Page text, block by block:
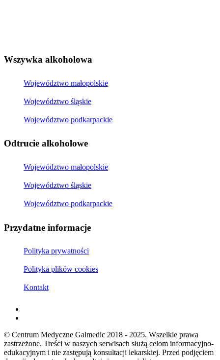
Wszywka alkoholowa
Województwo małopolskie
Województwo śląskie
Województwo podkarpackie
Odtrucie alkoholowe
Województwo małopolskie
Województwo śląskie
Województwo podkarpackie
Przydatne informacje
Polityka prywatności
Polityka plików cookies
Kontakt
© Centrum Medyczne Galmedic 2018 - 2025. Wszelkie prawa
zastrzeżone. Treści w naszych serwisach służą celom informacyjno-
edukacyjnym i nie zastępują konsultacji lekarskiej. Przed podjęciem